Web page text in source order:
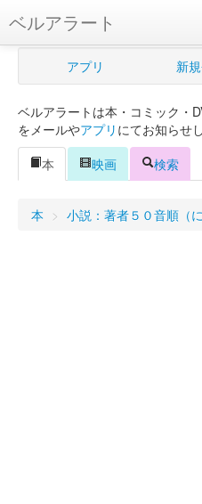
ベルアラート
ベルアラートとは
新規登録
ログイン
アプリ 新
ベルアラートは本・コミック・
をメールやアプリ にてお知らせ
本
映画 検索
本 > 小説：著者５０音順（に